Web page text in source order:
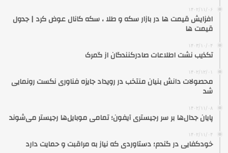
۱۴۰۲/۱۱/۰۶
افزایش قیمت ها در بازار سکه و طلا ، سکه کانال عوض کرد | جدول
قیمت ها
۱۴۰۳/۱۰/۰۴
تکذیب نشت اطلاعات صادرکنندگان از گمرک
۱۴۰۲/۱۲/۰۱
محصولات دانش بنیان منتخب در رویداد جایزه فناوری نکست رونمایی
شد
۱۴۰۲/۱۱/۰۸
پایان جدال‌ها بر سر رجیستری آیفون؛ تمامی موبایل‌ها رجیستر می‌شوند
۱۴۰۲/۱۱/۰۴
خودکفایی در گندم؛ دستاوردی که نیاز به مراقبت و حمایت دارد